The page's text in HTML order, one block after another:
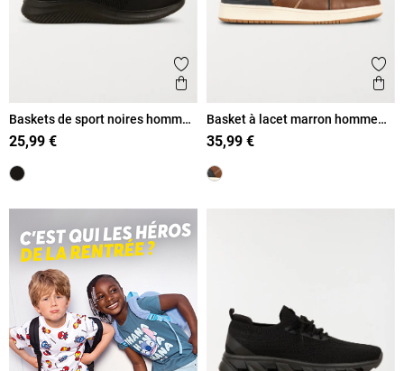
Ajouter aux favoris
Aperçu rapide
Baskets de sport noires homme
(40-46)
25,99 €
Basket à lacet marron homme
(40-45)
35,99 €